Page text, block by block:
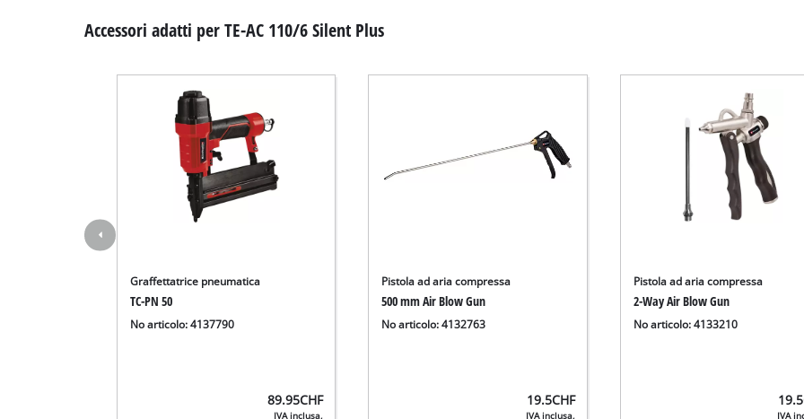
Accessori adatti per TE-AC 110/6 Silent Plus
Graffettatrice pneumatica
TC-PN 50
No articolo: 4137790
89.95CHF
IVA inclusa,
Pistola ad aria compressa
500 mm Air Blow Gun
No articolo: 4132763
19.5CHF
IVA inclusa,
Pistola ad aria compressa
2-Way Air Blow Gun
No articolo: 4133210
19.5
IVA